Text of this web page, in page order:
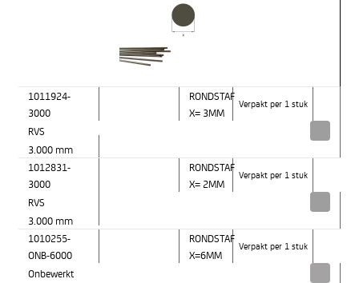
1011924-
3000
RONDSTAF
X= 3MM
Verpakt per 1 stuk
RVS
3.000 mm
1012831-
3000
RONDSTAF
X= 2MM
Verpakt per 1 stuk
RVS
3.000 mm
1010255-
ONB-6000
RONDSTAF
X=6MM
Verpakt per 1 stuk
Onbewerkt